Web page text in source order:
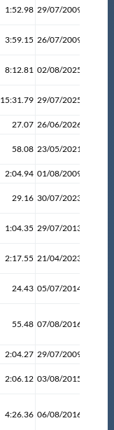
1:52.98 29/07/2009
3:59.15 26/07/2009
8:12.81 02/08/2025
15:31.79 29/07/2025
27.07 26/06/2026
58.08 23/05/2021
2:04.94 01/08/2009
29.16 30/07/2023
1:04.35 29/07/2013
2:17.55 21/04/2023
24.43 05/07/2014
55.48 07/08/2016
2:04.27 29/07/2009
2:06.12 03/08/2015
4:26.36 06/08/2016